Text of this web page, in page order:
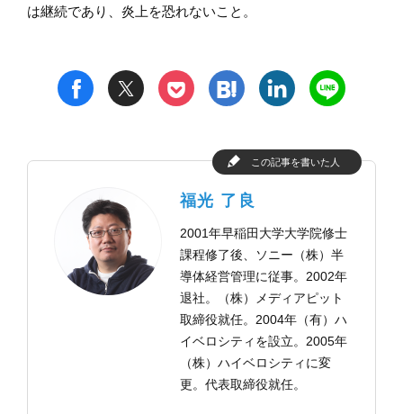
は継続であり、炎上を恐れないこと。
f t p h l n
この記事を書いた人
福光 了良
2001年早稲田大学大学院修士
課程修了後、ソニー（株）半
導体経営管理に従事。2002年
退社。（株）メディアピット
取締役就任。2004年（有）ハ
イベロシティを設立。2005年
（株）ハイベロシティに変
更。代表取締役就任。